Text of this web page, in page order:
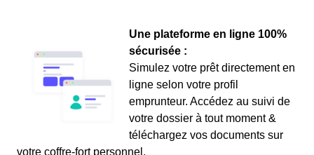
Une plateforme en ligne 100%
sécurisée :
Simulez votre prêt directement en
ligne selon votre profil
emprunteur. Accédez au suivi de
votre dossier à tout moment &
téléchargez vos documents sur
votre coffre-fort personnel.